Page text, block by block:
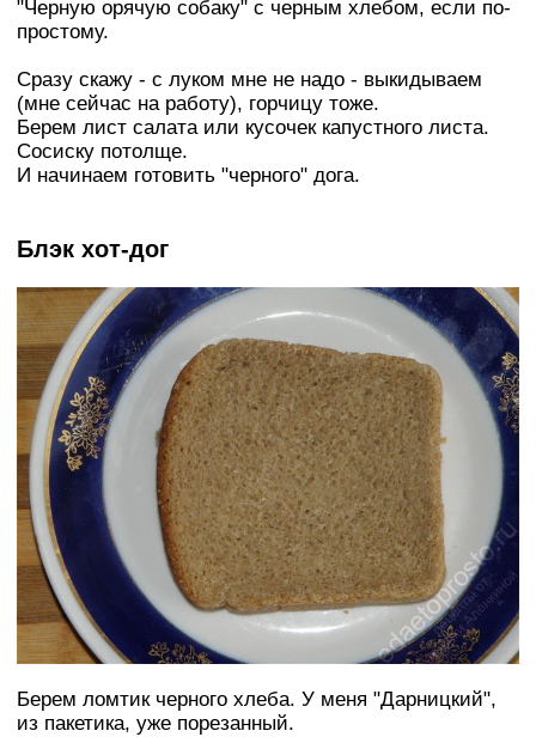
"Черную орячую собаку" с черным хлебом, если по-
простому.
Сразу скажу - с луком мне не надо - выкидываем
(мне сейчас на работу), горчицу тоже.
Берем лист салата или кусочек капустного листа.
Сосиску потолще.
И начинаем готовить "черного" дога.
Блэк хот-дог
Берем ломтик черного хлеба. У меня "Дарницкий",
из пакетика, уже порезанный.